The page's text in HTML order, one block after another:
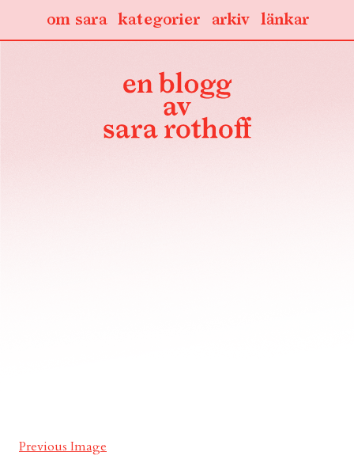
länkar
arkiv
kategorier
om sara
Previous Image